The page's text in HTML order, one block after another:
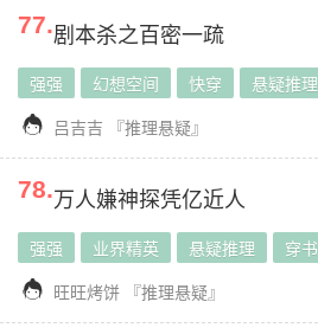
77.剧本杀之百密一疏
强强 幻想空间 快穿 悬疑推理
 吕吉吉 『推理悬疑』
78.万人嫌神探凭亿近人
强强 业界精英 悬疑推理 穿书
 旺旺烤饼 『推理悬疑』